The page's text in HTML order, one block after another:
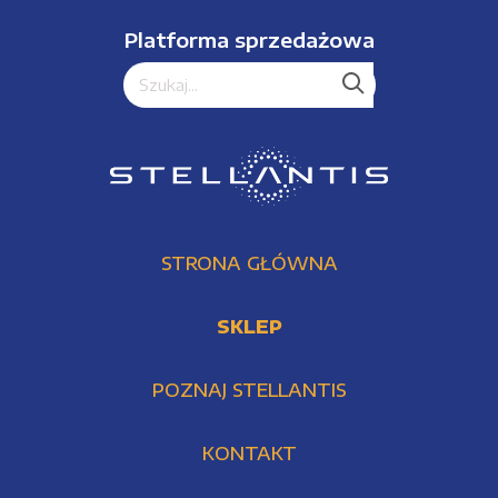
Platforma sprzedażowa
STRONA GŁÓWNA
SKLEP
POZNAJ STELLANTIS
KONTAKT